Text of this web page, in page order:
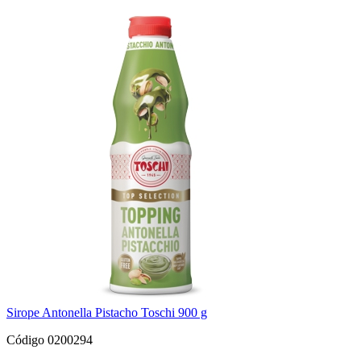
Sirope Antonella Pistacho Toschi 900 g
Código 0200294